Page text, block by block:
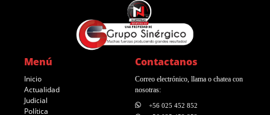
Menú
Inicio
Actualidad
Judicial
Política
Contactanos
Correo electrónico, llama o chatea con
nosotras:
+56 025 452 852